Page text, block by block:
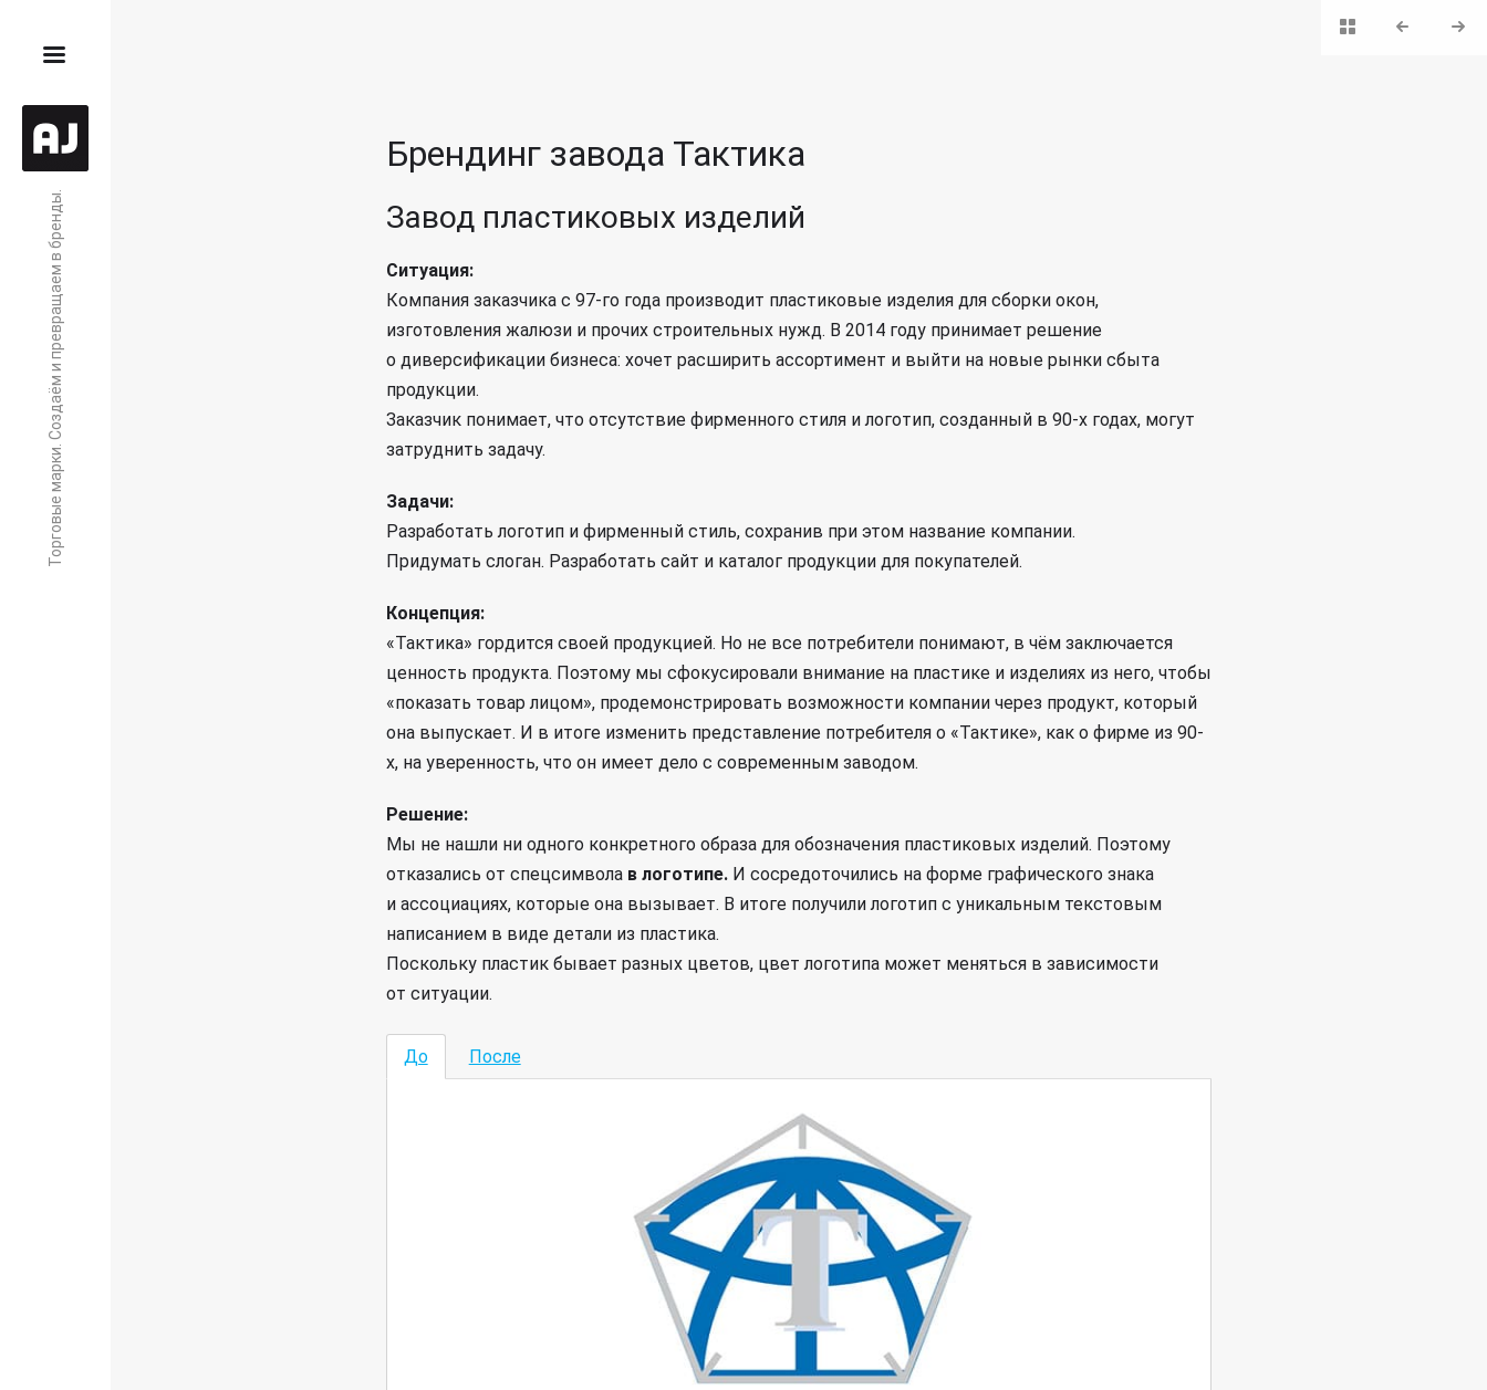
Торговые марки. Создаём и превращаем в бренды.
Брендинг завода Тактика
Завод пластиковых изделий
Ситуация:
Компания заказчика с 97-го года производит пластиковые изделия для сборки окон,
изготовления жалюзи и прочих строительных нужд. В 2014 году принимает решение
о диверсификации бизнеса: хочет расширить ассортимент и выйти на новые рынки сбыта
продукции.
Заказчик понимает, что отсутствие фирменного стиля и логотип, созданный в 90-х годах, могут
затруднить задачу.
Задачи:
Разработать логотип и фирменный стиль, сохранив при этом название компании.
Придумать слоган. Разработать сайт и каталог продукции для покупателей.
Концепция:
«Тактика» гордится своей продукцией. Но не все потребители понимают, в чём заключается
ценность продукта. Поэтому мы сфокусировали внимание на пластике и изделиях из него, чтобы
«показать товар лицом», продемонстрировать возможности компании через продукт, который
она выпускает. И в итоге изменить представление потребителя о «Тактике», как о фирме из 90-
х, на уверенность, что он имеет дело с современным заводом.
Решение:
Мы не нашли ни одного конкретного образа для обозначения пластиковых изделий. Поэтому
отказались от спецсимвола в логотипе.И сосредоточились на форме графического знака
и ассоциациях, которые она вызывает. В итоге получили логотип с уникальным текстовым
написанием в виде детали из пластика.
Поскольку пластик бывает разных цветов, цвет логотипа может меняться в зависимости
от ситуации.
До После